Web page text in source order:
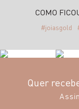
COMO
#joiasgold
Quer